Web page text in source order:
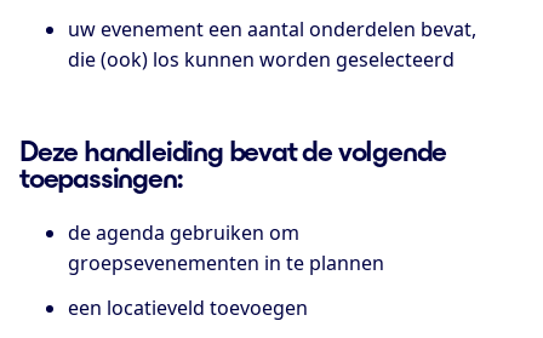
uw evenement een aantal onderdelen bevat,
die (ook) los kunnen worden geselecteerd
Deze handleiding bevat de volgende
toepassingen:
de agenda gebruiken om
groepsevenementen in te plannen
een locatieveld toevoegen